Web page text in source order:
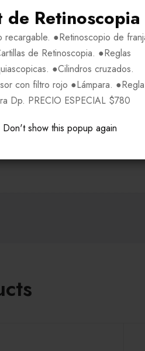
de Retinoscopia
recargable. ●Retinoscopio de
de Retinoscopia. ●Reglas
●Cilindros cruzados.
con filtro rojo ●Lámpara. ●Regla
Dp. PRECIO ESPECIAL $780
Don't show this popup again